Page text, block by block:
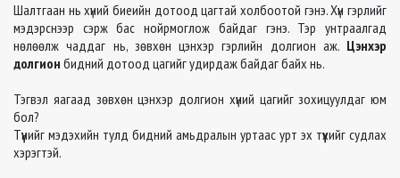
Шалтгаан нь хүний биеийн дотоод цагтай холбоотой гэнэ. Хүн гэрлийг
мэдэрснээр сэрж бас нойрмоглож байдаг гэнэ. Тэр унтраалгад
нөлөөлж чаддаг нь, зөвхөн цэнхэр гэрлийн долгион аж. Цэнхэр
долгион бидний дотоод цагийг удирдаж байдаг байх нь.
Тэгвэл яагаад зөвхөн цэнхэр долгион хүний цагийг зохицуулдаг юм
бол?
Түүнийг мэдэхийн тулд бидний амьдралын уртаас урт эх түүхийг судлах
хэрэгтэй.